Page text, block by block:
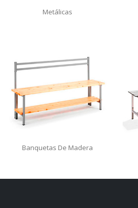
Metálicas
Banquetas De Madera